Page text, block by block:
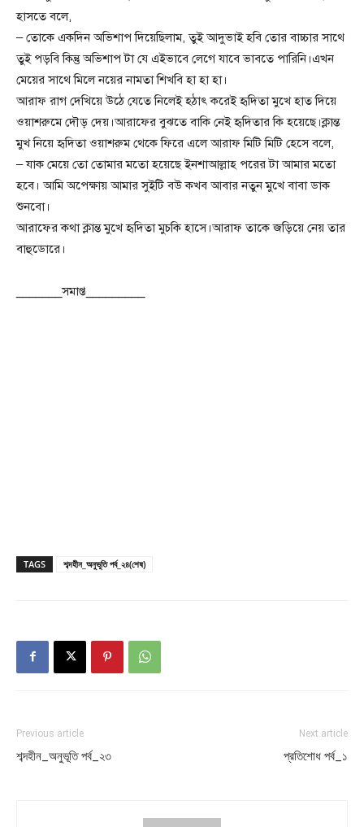
হাসতে বলে,
– তোকে একদিন অভিশাপ দিয়েছিলাম, তুই আদুভাই হবি তোর বাচ্চার সাথে
তুই পড়বি কিন্তু অভিশাপ টা যে এইভাবে লেগে যাবে ভাবতে পারিনি।এখন
মেয়ের সাথে মিলে নয়ের নামতা শিখবি হা হা হা।
আরাফ রাগ দেখিয়ে উঠে যেতে নিলেই হঠাৎ করেই হৃদিতা মুখে হাত দিয়ে
ওয়াশরুমে দৌড় দেয়।আরাফের বুঝতে বাকি নেই হৃদিতার কি হয়েছে।ক্লান্ত
মুখ নিয়ে হৃদিতা ওয়াশরুম থেকে ফিরে এলে আরাফ মিটি মিটি হেসে বলে,
– যাক মেয়ে তো তোমার মতো হয়েছে ইনশাআল্লাহ পরের টা আমার মতো
হবে। আমি অপেক্ষায় আমার সুইটি বউ কখব আবার নতুন মুখে বাবা ডাক
শুনবো।
আরাফের কথা ক্লান্ত মুখে হৃদিতা মুচকি হাসে।আরাফ তাকে জড়িয়ে নেয় তার
বাহুডোরে।
_______সমাপ্ত_________
TAGS শব্দহীন_অনুভূতি পর্ব_২৪(শেষ)
Previous article
শব্দহীন_অনুভূতি পর্ব_২৩
Next article
প্রতিশোধ পর্ব_১